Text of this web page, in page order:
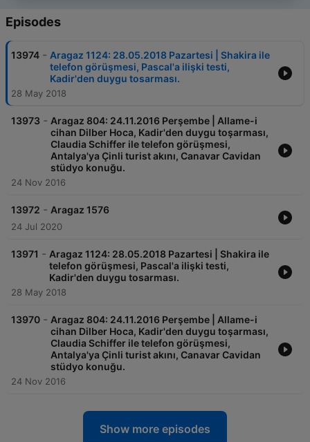
Episodes
13974 - Aragaz 1124: 28.05.2018 Pazartesi | Shakira ile
telefon görüşmesi, Pascal'a ilişki testi,
Kadir'den duygu tosarması.
28 May 2018
13973 - Aragaz 804: 24.11.2016 Perşembe | Allame-i
cihan Dilber Hoca, Kadir'den duygu toşarması,
Claudia Schiffer ile telefon görüşmesi,
Antalya'ya Çinli turist akını, Canavar Cavidan
stüdyo konuğu.
24 Nov 2016
13972 - Aragaz 1576
24 Jul 2020
13971 - Aragaz 1124: 28.05.2018 Pazartesi | Shakira ile
telefon görüşmesi, Pascal'a ilişki testi,
Kadir'den duygu tosarması.
28 May 2018
13970 - Aragaz 804: 24.11.2016 Perşembe | Allame-i
cihan Dilber Hoca, Kadir'den duygu toşarması,
Claudia Schiffer ile telefon görüşmesi,
Antalya'ya Çinli turist akını, Canavar Cavidan
stüdyo konuğu.
24 Nov 2016
Show more episodes